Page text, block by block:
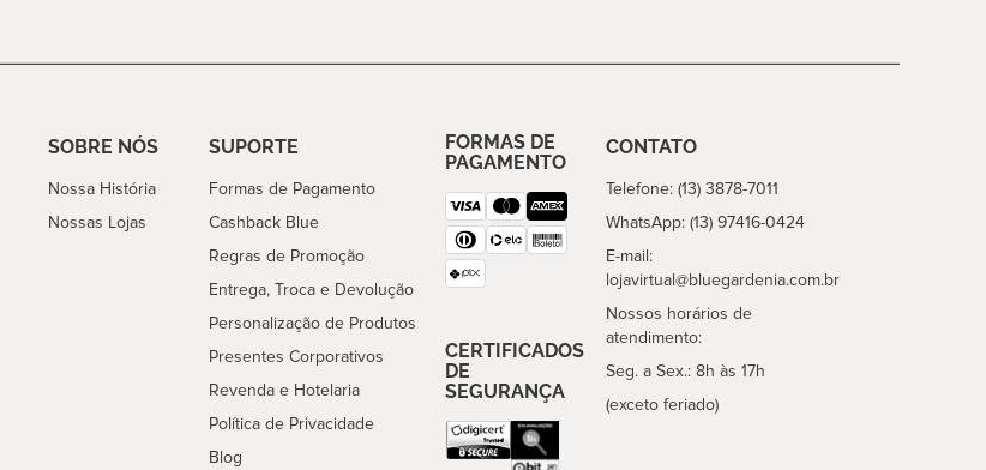
SOBRE NÓS
Nossa História
Nossas Lojas
SUPORTE
Formas de Pagamento
Cashback Blue
Regras de Promoção
Entrega, Troca e Devolução
Personalização de Produtos
Presentes Corporativos
Revenda e Hotelaria
Política de Privacidade
Blog
FORMAS DE
PAGAMENTO
CERTIFICADOS
DE
SEGURANÇA
CONTATO
Telefone: (13) 3878-7011
WhatsApp: (13) 97416-0424
E-mail:
lojavirtual@bluegardenia.com.br
Nossos horários de
atendimento:
Seg. a Sex.: 8h às 17h
(exceto feriado)